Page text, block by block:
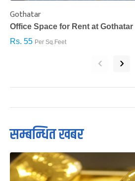
Gothatar
Office Space for Rent at Gothatar
Rs. 55 Per Sq.Feet
‹ ›
सम्बन्धित खबर